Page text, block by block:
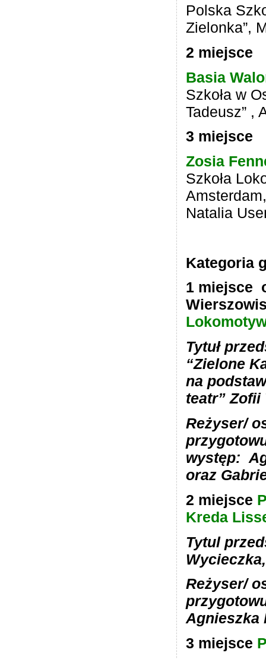
Polska
Zielonka”,
2 miejsce
Basia
Szkoła w
Tadeusz” ,
3 miejsce
Zosia
Szkoła
Natalia
Kategoria
1 miejsce
Tytuł
“Zielone
na
teatr” Zofii
Reżyser/
występ:
oraz
2 miejsce
Kreda
Tytul
Reżyser/
Agnieszka
3 miejsce